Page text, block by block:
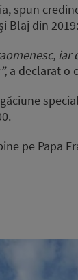
spun
Blaj din 2019:
a declarat o
pe Papa